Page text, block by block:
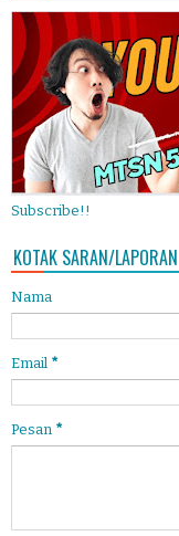
Subscribe!!
KOTAK SARAN/LAPORAN
Nama
Email *
Pesan *